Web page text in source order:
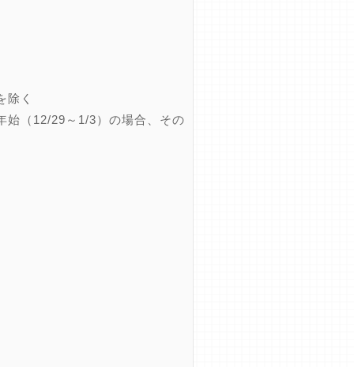
除く
始（12/29～1/3）の場合、その